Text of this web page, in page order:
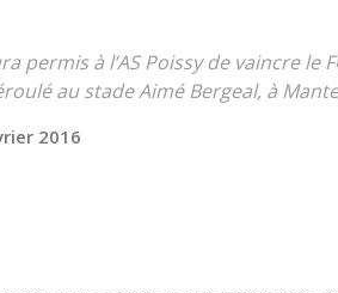
permis à l’AS Poissy de vaincre le
au stade Aimé Bergeal, à
2016